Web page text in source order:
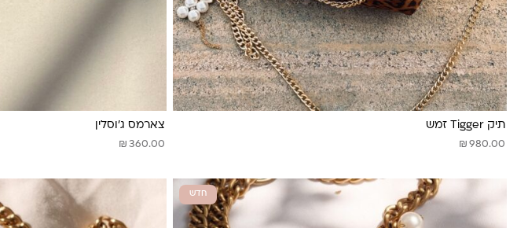
תיק Tigger זמש
₪ 980.00
צארמס ג׳וסלין
₪ 360.00
חדש